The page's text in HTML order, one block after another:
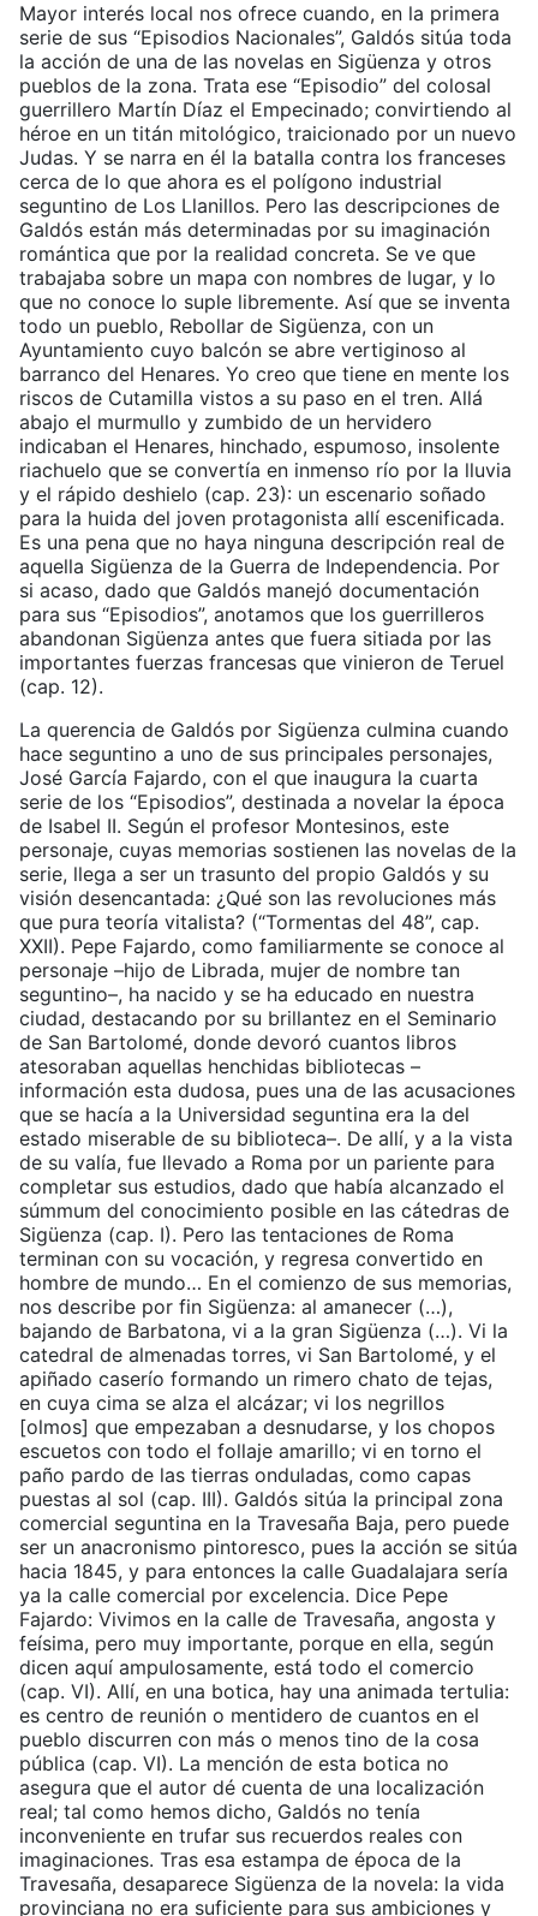
Mayor interés local nos ofrece cuando, en la primera
serie de sus “Episodios Nacionales”, Galdós sitúa toda
la acción de una de las novelas en Sigüenza y otros
pueblos de la zona. Trata ese “Episodio” del colosal
guerrillero Martín Díaz el Empecinado; convirtiendo al
héroe en un titán mitológico, traicionado por un nuevo
Judas. Y se narra en él la batalla contra los franceses
cerca de lo que ahora es el polígono industrial
seguntino de Los Llanillos. Pero las descripciones de
Galdós están más determinadas por su imaginación
romántica que por la realidad concreta. Se ve que
trabajaba sobre un mapa con nombres de lugar, y lo
que no conoce lo suple libremente. Así que se inventa
todo un pueblo, Rebollar de Sigüenza, con un
Ayuntamiento cuyo balcón se abre vertiginoso al
barranco del Henares. Yo creo que tiene en mente los
riscos de Cutamilla vistos a su paso en el tren. Allá
abajo el murmullo y zumbido de un hervidero
indicaban el Henares, hinchado, espumoso, insolente
riachuelo que se convertía en inmenso río por la lluvia
y el rápido deshielo (cap. 23): un escenario soñado
para la huida del joven protagonista allí escenificada.
Es una pena que no haya ninguna descripción real de
aquella Sigüenza de la Guerra de Independencia. Por
si acaso, dado que Galdós manejó documentación
para sus “Episodios”, anotamos que los guerrilleros
abandonan Sigüenza antes que fuera sitiada por las
importantes fuerzas francesas que vinieron de Teruel
(cap. 12).
La querencia de Galdós por Sigüenza culmina cuando
hace seguntino a uno de sus principales personajes,
José García Fajardo, con el que inaugura la cuarta
serie de los “Episodios”, destinada a novelar la época
de Isabel II. Según el profesor Montesinos, este
personaje, cuyas memorias sostienen las novelas de la
serie, llega a ser un trasunto del propio Galdós y su
visión desencantada: ¿Qué son las revoluciones más
que pura teoría vitalista? (“Tormentas del 48”, cap.
XXII). Pepe Fajardo, como familiarmente se conoce al
personaje –hijo de Librada, mujer de nombre tan
seguntino–, ha nacido y se ha educado en nuestra
ciudad, destacando por su brillantez en el Seminario
de San Bartolomé, donde devoró cuantos libros
atesoraban aquellas henchidas bibliotecas –
información esta dudosa, pues una de las acusaciones
que se hacía a la Universidad seguntina era la del
estado miserable de su biblioteca–. De allí, y a la vista
de su valía, fue llevado a Roma por un pariente para
completar sus estudios, dado que había alcanzado el
súmmum del conocimiento posible en las cátedras de
Sigüenza (cap. I). Pero las tentaciones de Roma
terminan con su vocación, y regresa convertido en
hombre de mundo… En el comienzo de sus memorias,
nos describe por fin Sigüenza: al amanecer (…),
bajando de Barbatona, vi a la gran Sigüenza (…). Vi la
catedral de almenadas torres, vi San Bartolomé, y el
apiñado caserío formando un rimero chato de tejas,
en cuya cima se alza el alcázar; vi los negrillos
[olmos] que empezaban a desnudarse, y los chopos
escuetos con todo el follaje amarillo; vi en torno el
paño pardo de las tierras onduladas, como capas
puestas al sol (cap. III). Galdós sitúa la principal zona
comercial seguntina en la Travesaña Baja, pero puede
ser un anacronismo pintoresco, pues la acción se sitúa
hacia 1845, y para entonces la calle Guadalajara sería
ya la calle comercial por excelencia. Dice Pepe
Fajardo: Vivimos en la calle de Travesaña, angosta y
feísima, pero muy importante, porque en ella, según
dicen aquí ampulosamente, está todo el comercio
(cap. VI). Allí, en una botica, hay una animada tertulia:
es centro de reunión o mentidero de cuantos en el
pueblo discurren con más o menos tino de la cosa
pública (cap. VI). La mención de esta botica no
asegura que el autor dé cuenta de una localización
real; tal como hemos dicho, Galdós no tenía
inconveniente en trufar sus recuerdos reales con
imaginaciones. Tras esa estampa de época de la
Travesaña, desaparece Sigüenza de la novela: la vida
provinciana no era suficiente para sus ambiciones y